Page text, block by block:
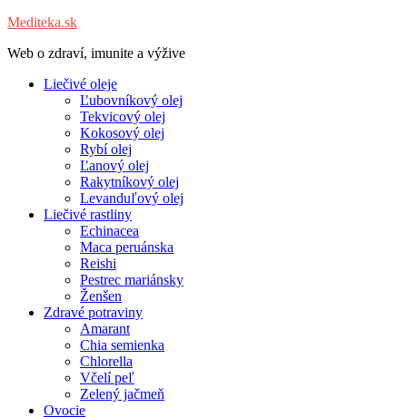
Mediteka.sk
Web o zdraví, imunite a výžive
Liečivé oleje
Ľubovníkový olej
Tekvicový olej
Kokosový olej
Rybí olej
Ľanový olej
Rakytníkový olej
Levanduľový olej
Liečivé rastliny
Echinacea
Maca peruánska
Reishi
Pestrec mariánsky
Ženšen
Zdravé potraviny
Amarant
Chia semienka
Chlorella
Včelí peľ
Zelený jačmeň
Ovocie